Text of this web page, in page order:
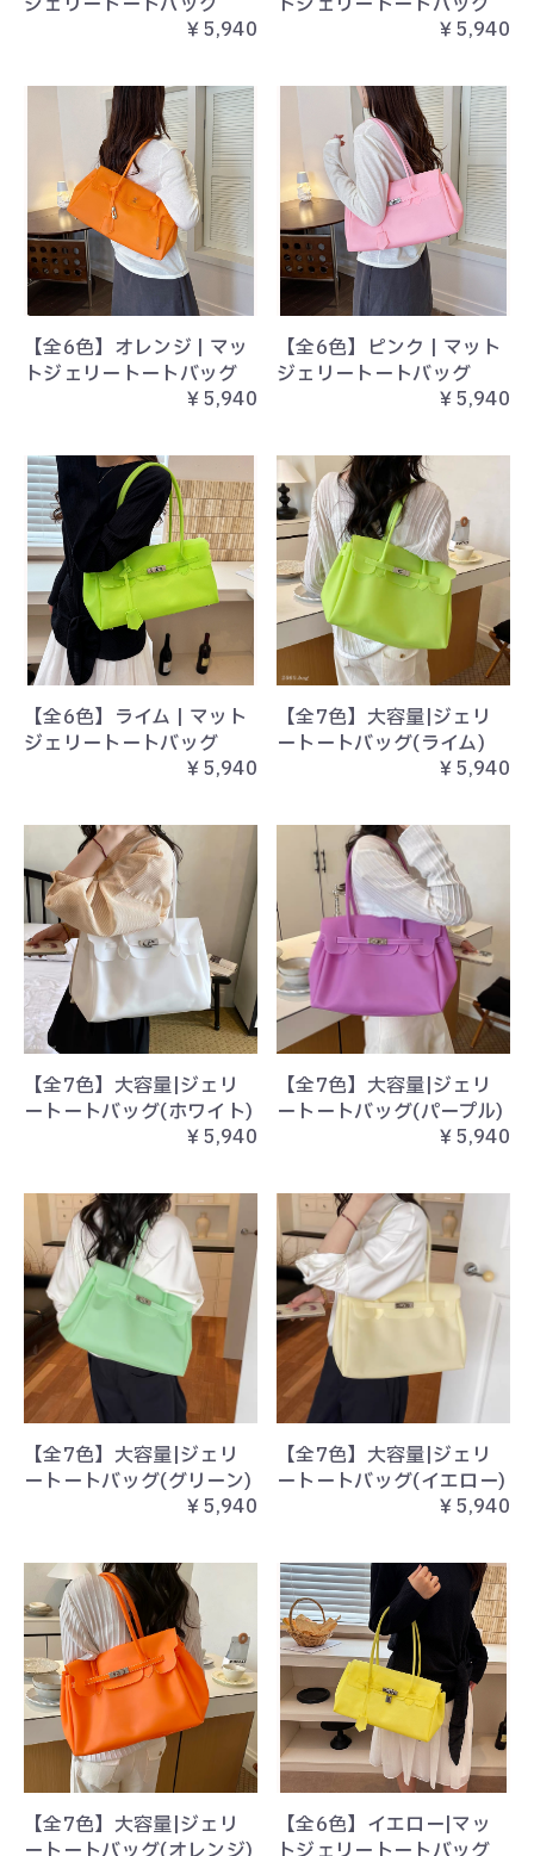
￥5,940
￥5,940
【全6色】オレンジ | マッ
トジェリートートバッグ
￥5,940
【全6色】ピンク | マット
ジェリートートバッグ
￥5,940
【全6色】ライム | マット
ジェリートートバッグ
￥5,940
【全7色】大容量|ジェリ
ートートバッグ(ライム)
￥5,940
【全7色】大容量|ジェリ
ートートバッグ(ホワイト)
￥5,940
【全7色】大容量|ジェリ
ートートバッグ(パープル)
￥5,940
【全7色】大容量|ジェリ
ートートバッグ(グリーン)
￥5,940
【全7色】大容量|ジェリ
ートートバッグ(イエロー)
￥5,940
【全7色】大容量|ジェリ
【全6色】イエロー|マッ